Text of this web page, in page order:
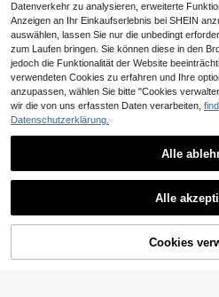
ZUM
Datenverkehr zu analysieren, erweiterte
Anzeigen an Ihr Einkaufserlebnis bei SHEIN
auswählen, lassen Sie nur die unbedingt
zum Laufen bringen. Sie können diese in den
jedoch die Funktionalität der Website
verwendeten Cookies zu erfahren und Ihre
anzupassen, wählen Sie bitte "Cookies
wir die von uns erfassten Daten verarbeiten,
Datenschutzerklärung.
Alle
Alle
Cookies